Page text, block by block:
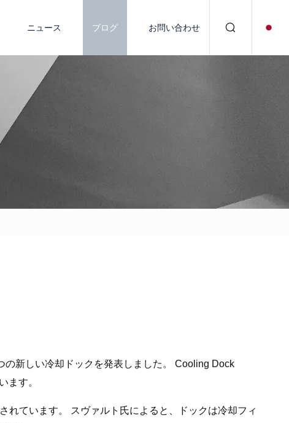
ニュース ブログ お問い合わせ
の新しい冷却ドックを発表しました。 Cooling Dock
ます。
ています。 スヴァルト氏によると、ドックは冷却フィ